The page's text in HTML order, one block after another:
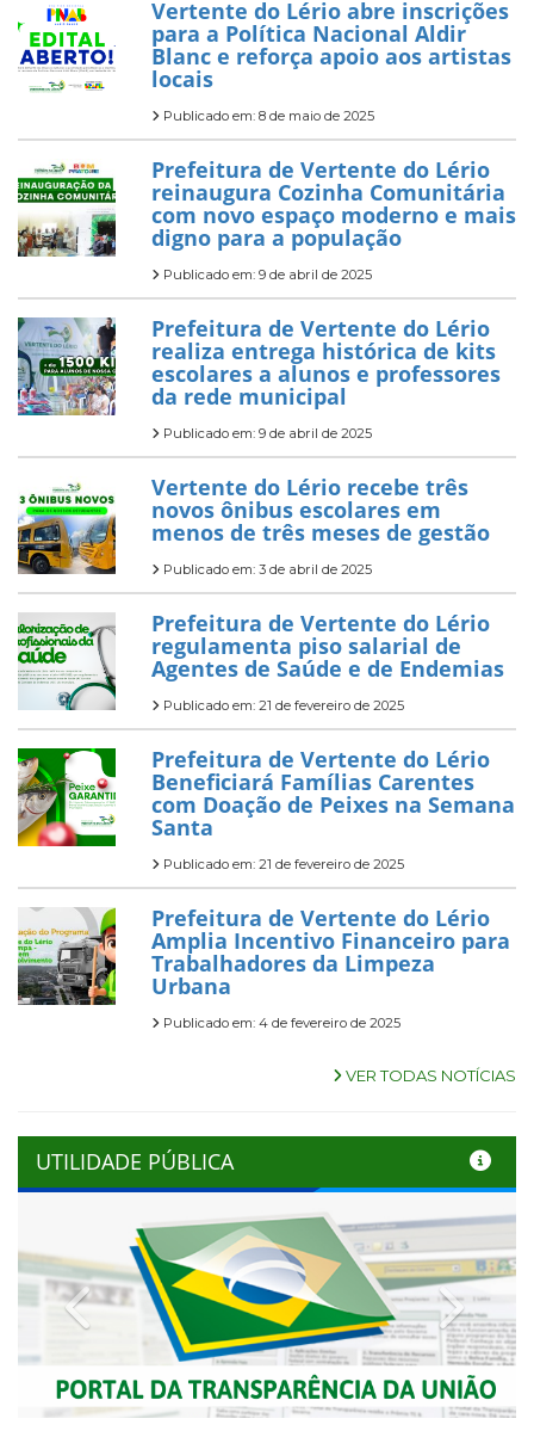
Vertente do Lério abre inscrições
para a Política Nacional Aldir
Blanc e reforça apoio aos artistas
locais
Publicado em: 8 de maio de 2025
Prefeitura de Vertente do Lério
reinaugura Cozinha Comunitária
com novo espaço moderno e mais
digno para a população
Publicado em: 9 de abril de 2025
Prefeitura de Vertente do Lério
realiza entrega histórica de kits
escolares a alunos e professores
da rede municipal
Publicado em: 9 de abril de 2025
Vertente do Lério recebe três
novos ônibus escolares em
menos de três meses de gestão
Publicado em: 3 de abril de 2025
Prefeitura de Vertente do Lério
regulamenta piso salarial de
Agentes de Saúde e de Endemias
Publicado em: 21 de fevereiro de 2025
Prefeitura de Vertente do Lério
Beneficiará Famílias Carentes
com Doação de Peixes na Semana
Santa
Publicado em: 21 de fevereiro de 2025
Prefeitura de Vertente do Lério
Amplia Incentivo Financeiro para
Trabalhadores da Limpeza
Urbana
Publicado em: 4 de fevereiro de 2025
VER TODAS NOTÍCIAS
UTILIDADE PÚBLICA
Previous Next